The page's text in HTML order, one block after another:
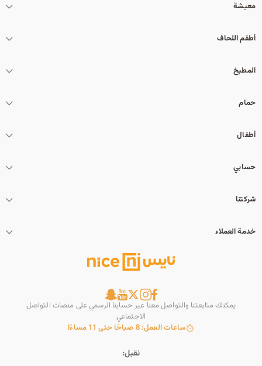
معيشة
أطقم اللحاف
المطبخ
حمام
أطفال
حسابي
شركتنا
خدمة العملاء
يمكنك متابعتنا والتواصل معنا عبر حسابنا الرسمي على منصات التواصل
الاجتماعي
ساعات العمل: 8 صباحًا حتى 11 مساءًا
نقبل: